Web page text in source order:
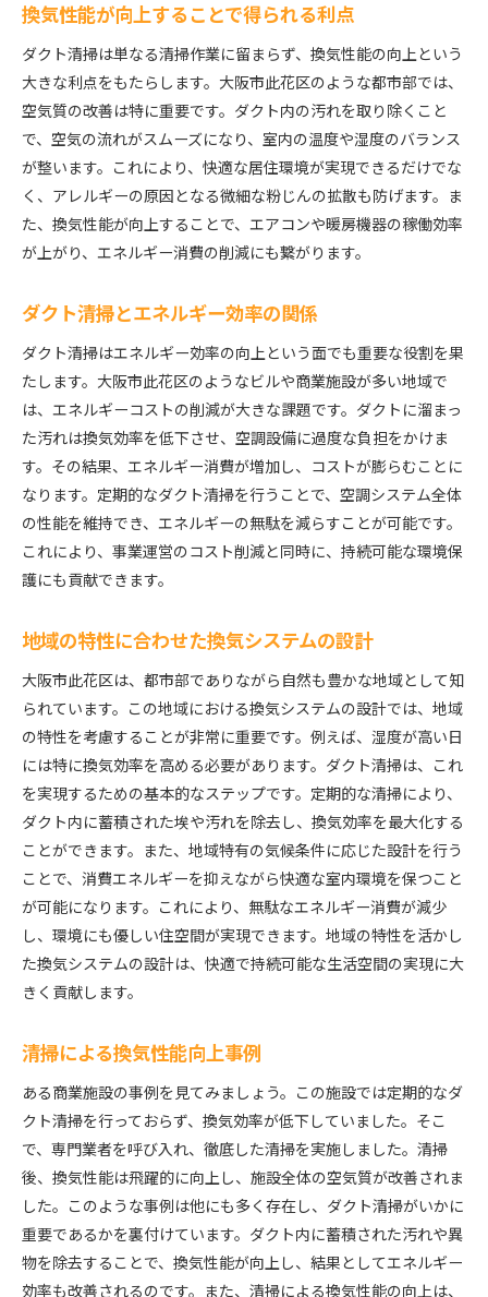
換気性能が向上することで得られる利点
ダクト清掃は単なる清掃作業に留まらず、換気性能の向上という
大きな利点をもたらします。大阪市此花区のような都市部では、
空気質の改善は特に重要です。ダクト内の汚れを取り除くこと
で、空気の流れがスムーズになり、室内の温度や湿度のバランス
が整います。これにより、快適な居住環境が実現できるだけでな
く、アレルギーの原因となる微細な粉じんの拡散も防げます。ま
た、換気性能が向上することで、エアコンや暖房機器の稼働効率
が上がり、エネルギー消費の削減にも繋がります。
ダクト清掃とエネルギー効率の関係
ダクト清掃はエネルギー効率の向上という面でも重要な役割を果
たします。大阪市此花区のようなビルや商業施設が多い地域で
は、エネルギーコストの削減が大きな課題です。ダクトに溜まっ
た汚れは換気効率を低下させ、空調設備に過度な負担をかけま
す。その結果、エネルギー消費が増加し、コストが膨らむことに
なります。定期的なダクト清掃を行うことで、空調システム全体
の性能を維持でき、エネルギーの無駄を減らすことが可能です。
これにより、事業運営のコスト削減と同時に、持続可能な環境保
護にも貢献できます。
地域の特性に合わせた換気システムの設計
大阪市此花区は、都市部でありながら自然も豊かな地域として知
られています。この地域における換気システムの設計では、地域
の特性を考慮することが非常に重要です。例えば、湿度が高い日
には特に換気効率を高める必要があります。ダクト清掃は、これ
を実現するための基本的なステップです。定期的な清掃により、
ダクト内に蓄積された埃や汚れを除去し、換気効率を最大化する
ことができます。また、地域特有の気候条件に応じた設計を行う
ことで、消費エネルギーを抑えながら快適な室内環境を保つこと
が可能になります。これにより、無駄なエネルギー消費が減少
し、環境にも優しい住空間が実現できます。地域の特性を活かし
た換気システムの設計は、快適で持続可能な生活空間の実現に大
きく貢献します。
清掃による換気性能向上事例
ある商業施設の事例を見てみましょう。この施設では定期的なダ
クト清掃を行っておらず、換気効率が低下していました。そこ
で、専門業者を呼び入れ、徹底した清掃を実施しました。清掃
後、換気性能は飛躍的に向上し、施設全体の空気質が改善されま
した。このような事例は他にも多く存在し、ダクト清掃がいかに
重要であるかを裏付けています。ダクト内に蓄積された汚れや異
物を除去することで、換気性能が向上し、結果としてエネルギー
効率も改善されるのです。また、清掃による換気性能の向上は、